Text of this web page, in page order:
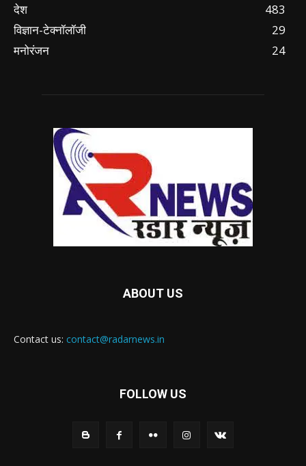
देश
483
विज्ञान-टेक्नॉलॉजी
29
मनोरंजन
24
ABOUT US
Contact us: contact@radarnews.in
FOLLOW US